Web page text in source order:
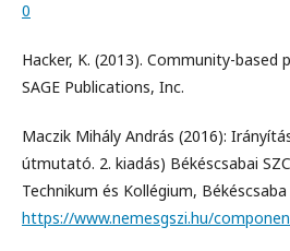
0
Hacker, K. (2013). Community-based
SAGE Publications, Inc.
Maczik Mihály András (2016):
útmutató. 2. kiadás) Békéscsabai
Technikum és Kollégium, Békéscsaba
https://www.nemesgszi.hu/